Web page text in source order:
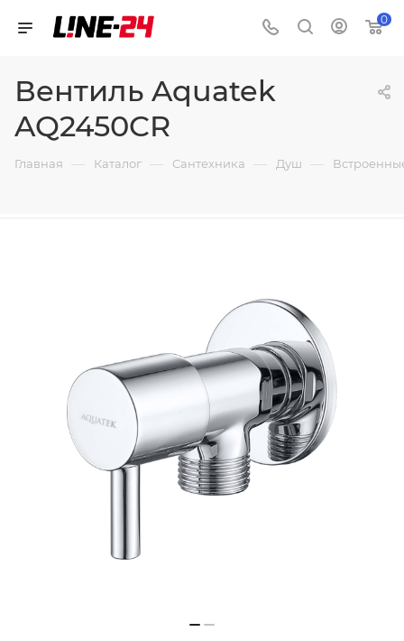
0
Вентиль Aquatek
AQ2450CR
Главная — Каталог — Сантехника — Душ —